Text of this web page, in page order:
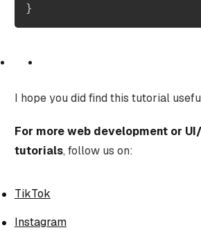
}
I hope you did find this tutorial
For more web development or
tutorials, follow us on:
TikTok
Instagram